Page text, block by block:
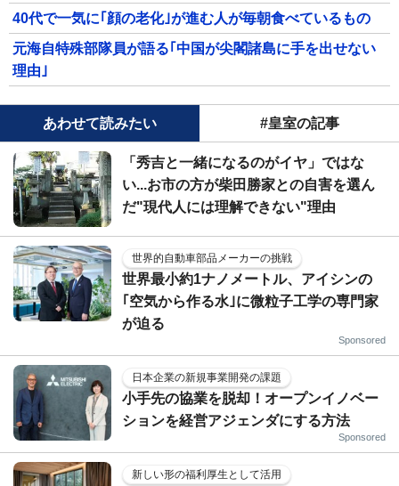
40代で一気に｢顔の老化｣が進む人が毎朝食べているもの
元海自特殊部隊員が語る｢中国が尖閣諸島に手を出せない
理由｣
あわせて読みたい #皇室の記事
「秀吉と一緒になるのがイヤ」ではな
い...お市の方が柴田勝家との自害を選ん
だ"現代人には理解できない"理由
世界的自動車部品メーカーの挑戦
世界最小約1ナノメートル、アイシンの
｢空気から作る水｣に微粒子工学の専門家
が迫る
Sponsored
日本企業の新規事業開発の課題
小手先の協業を脱却！オープンイノベー
ションを経営アジェンダにする方法
Sponsored
新しい形の福利厚生として活用